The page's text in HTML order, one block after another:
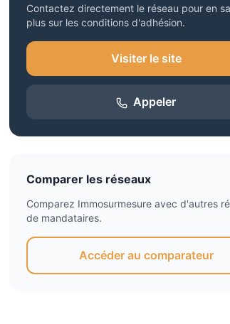
Contactez directement le réseau pour en
plus sur les conditions d'adhésion.
Visiter le site
Appeler
Comparer les réseaux
Comparez Immosurmesure avec d'autres
de mandataires.
Accéder au comparateur